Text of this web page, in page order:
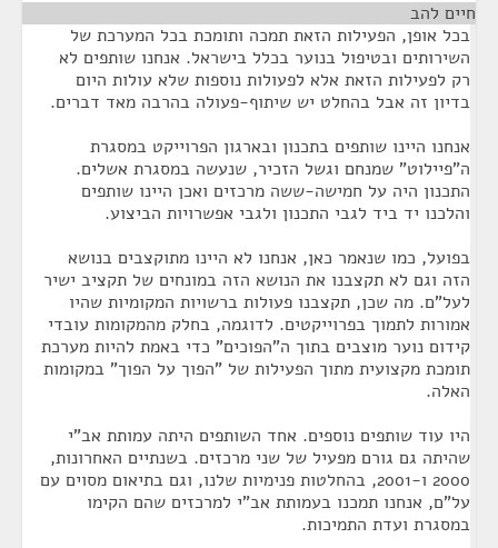
חיים להב
בכל אופן, הפעילות הזאת תמכה ותומכת בכל המערכת של
השירותים ובטיפול בנוער בכלל בישראל. אנחנו שותפים לא
רק לפעילות הזאת אלא לפעולות נוספות שלא עולות היום
בדיון זה אבל בהחלט יש שיתוף-פעולה בהרבה מאד דברים.
אנחנו היינו שותפים בתכנון ובארגון הפרוייקט במסגרת
ה"פיילוט" שמנחם וגשל הזכיר, שנעשה במסגרת אשלים.
התכנון היה על חמישה-ששה מרכזים ואכן היינו שותפים
והלכנו יד ביד לגבי התכנון ולגבי אפשרויות הביצוע.
בפועל, כמו שנאמר כאן, אנחנו לא היינו מתוקצבים בנושא
הזה וגם לא תקצבנו את הנושא הזה במונחים של תקציב ישיר
לעל"ם. מה שכן, תקצבנו פעולות ברשויות המקומיות שהיו
אמורות לתמוך בפרוייקטים. לדוגמה, בחלק מהמקומות עובדי
קידום נוער מוצבים בתוך ה"הפוכים" כדי באמת להיות מערכת
תומכת מקצועית מתוך הפעילות של "הפוך על הפוך" במקומות
האלה.
היו עוד שותפים נוספים. אחד השותפים היתה עמותת אב"י
שהיתה גם גורם מפעיל של שני מרכזים. בשנתיים האחרונות,
2000 ו-2001, בהחלטות פנימיות שלנו, וגם בתיאום מסוים עם
על"ם, אנחנו תמכנו בעמותת אב"י למרכזים שהם הקימו
במסגרת ועדת התמיכות.